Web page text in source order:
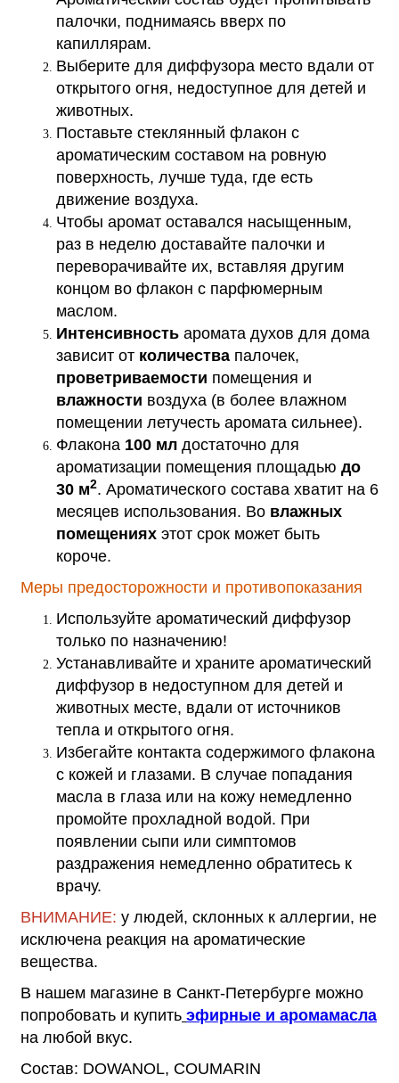
палочки, поднимаясь вверх по
капиллярам.
Выберите для диффузора место вдали от
открытого огня, недоступное для детей и
животных.
Поставьте стеклянный флакон с
ароматическим составом на ровную
поверхность, лучше туда, где есть
движение воздуха.
Чтобы аромат оставался насыщенным,
раз в неделю доставайте палочки и
переворачивайте их, вставляя другим
концом во флакон с парфюмерным
маслом.
Интенсивность аромата духов для дома
зависит от количества палочек,
проветриваемости помещения и
влажности воздуха (в более влажном
помещении летучесть аромата сильнее).
Флакона 100 мл достаточно для
ароматизации помещения площадью до
30 м2. Ароматического состава хватит на 6
месяцев использования. Во влажных
помещениях этот срок может быть
короче.
Меры предосторожности и противопоказания
Используйте ароматический диффузор
только по назначению!
Устанавливайте и храните ароматический
диффузор в недоступном для детей и
животных месте, вдали от источников
тепла и открытого огня.
Избегайте контакта содержимого флакона
с кожей и глазами. В случае попадания
масла в глаза или на кожу немедленно
промойте прохладной водой. При
появлении сыпи или симптомов
раздражения немедленно обратитесь к
врачу.
ВНИМАНИЕ: у людей, склонных к аллергии, не
исключена реакция на ароматические
вещества.
В нашем магазине в Санкт-Петербурге можно
попробовать и купить эфирные и аромамасла
на любой вкус.
Состав: DOWANOL, COUMARIN